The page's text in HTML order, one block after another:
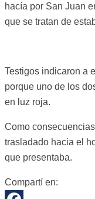
hacía por San Juan
que se tratan de
Testigos indicaron a
porque uno de los
en luz roja.
Como
trasladado hacia el
que presentaba.
Compartí en: